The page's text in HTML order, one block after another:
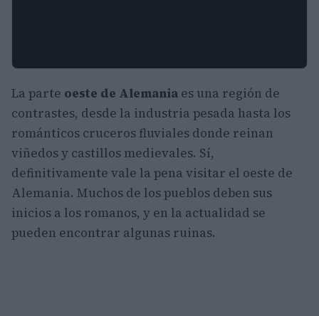
La parte oeste de Alemania es una región de
contrastes, desde la industria pesada hasta los
románticos cruceros fluviales donde reinan
viñedos y castillos medievales. Sí,
definitivamente vale la pena visitar el oeste de
Alemania. Muchos de los pueblos deben sus
inicios a los romanos, y en la actualidad se
pueden encontrar algunas ruinas.